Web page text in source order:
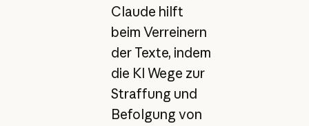
Claude hilft
beim Verreinern
der Texte, indem
die KI Wege zur
Straffung und
Befolgung von